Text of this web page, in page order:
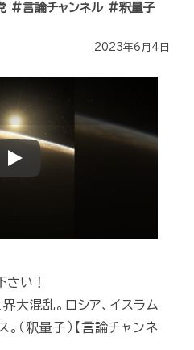
#言論チャンネル #釈量子
2023年6月4日
Play
さい！
混乱。ロシア、イスラム
（釈量子）【言論チャンネ